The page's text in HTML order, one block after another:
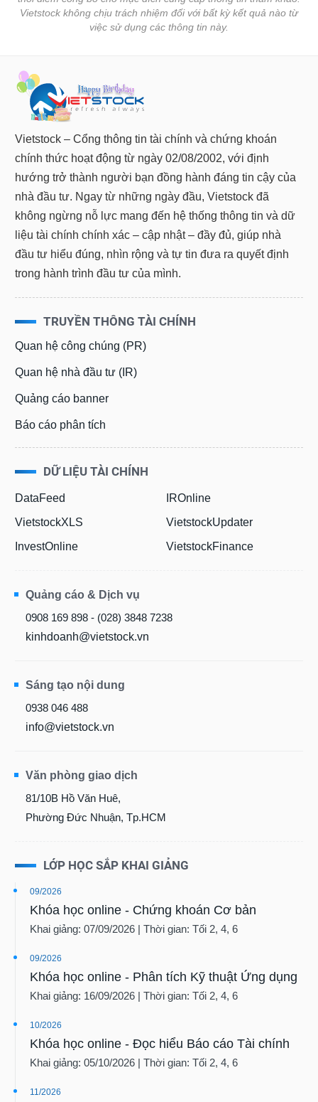
Vietstock không chịu trách nhiệm đối với bất kỳ kết quả nào từ
việc sử dụng các thông tin này.
Vietstock – Cổng thông tin tài chính và chứng khoán
chính thức hoạt động từ ngày 02/08/2002, với định
hướng trở thành người bạn đồng hành đáng tin cậy của
nhà đầu tư. Ngay từ những ngày đầu, Vietstock đã
không ngừng nỗ lực mang đến hệ thống thông tin và dữ
liệu tài chính chính xác – cập nhật – đầy đủ, giúp nhà
đầu tư hiểu đúng, nhìn rộng và tự tin đưa ra quyết định
trong hành trình đầu tư của mình.
TRUYỀN THÔNG TÀI CHÍNH
Quan hệ công chúng (PR)
Quan hệ nhà đầu tư (IR)
Quảng cáo banner
Báo cáo phân tích
DỮ LIỆU TÀI CHÍNH
DataFeed
VietstockXLS
InvestOnline
IROnline
VietstockUpdater
VietstockFinance
Quảng cáo & Dịch vụ
0908 169 898 - (028) 3848 7238
kinhdoanh@vietstock.vn
Sáng tạo nội dung
0938 046 488
info@vietstock.vn
Văn phòng giao dịch
81/10B Hồ Văn Huê,
Phường Đức Nhuận, Tp.HCM
LỚP HỌC SẮP KHAI GIẢNG
09/2026
Khóa học online - Chứng khoán Cơ bản
Khai giảng: 07/09/2026 | Thời gian: Tối 2, 4, 6
09/2026
Khóa học online - Phân tích Kỹ thuật Ứng dụng
Khai giảng: 16/09/2026 | Thời gian: Tối 2, 4, 6
10/2026
Khóa học online - Đọc hiểu Báo cáo Tài chính
Khai giảng: 05/10/2026 | Thời gian: Tối 2, 4, 6
11/2026
Dữ